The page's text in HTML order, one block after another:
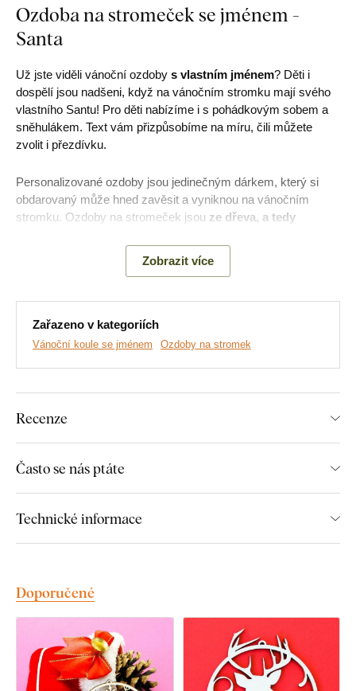
Ozdoba na stromeček se jménem -
Santa
Už jste viděli vánoční ozdoby s vlastním jménem? Děti i
dospělí jsou nadšeni, když na vánočním stromku mají svého
vlastního Santu! Pro děti nabízíme i s pohádkovým sobem a
sněhulákem. Text vám přizpůsobíme na míru, čili můžete
zvolit i přezdívku.
Personalizované ozdoby jsou jedinečným dárkem, který si
obdarovaný může hned zavěsit a vyniknou na vánočním
stromku. Ozdoby na stromeček jsou ze dřeva, a tedy
Jednotlivé jméno / jména nám napište do textového
pole na kartě produktu "Text na ozdobě".
Vánoční Santa je vyroben z
Díky nízké tloušťce se vánoční ozdoba jednoduše skladuje a
Zobrazit více
Zařazeno v kategoriích
Vánoční koule se jménem Ozdoby na stromek
Recenze
Často se nás ptáte
Technické informace
Doporučené